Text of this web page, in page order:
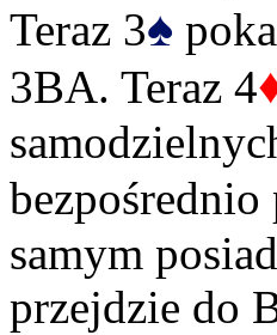
Teraz 3♠
3BA. Teraz 4
bezpośrednio
samym
przejdzie do